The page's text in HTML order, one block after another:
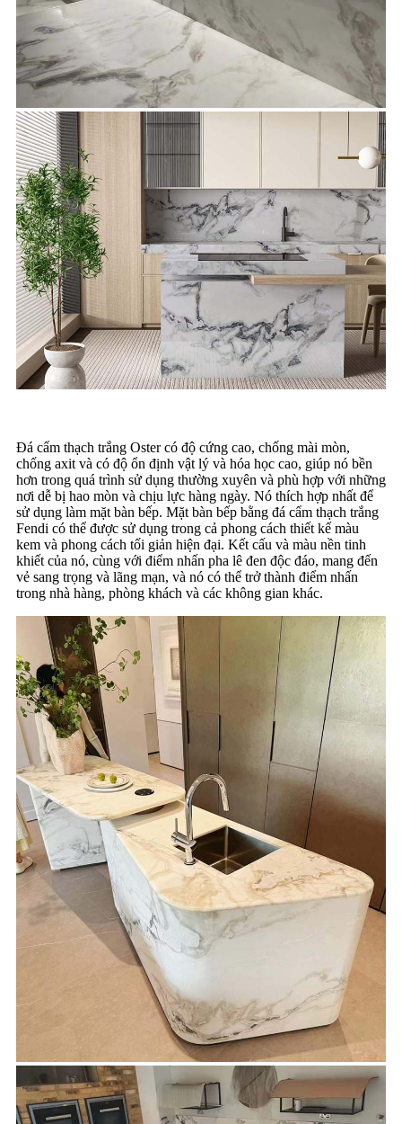
Đá cẩm thạch trắng Oster có độ cứng cao, chống mài mòn,
chống axit và có độ ổn định vật lý và hóa học cao, giúp nó bền
hơn trong quá trình sử dụng thường xuyên và phù hợp với những
nơi dễ bị hao mòn và chịu lực hàng ngày. Nó thích hợp nhất để
sử dụng làm mặt bàn bếp. Mặt bàn bếp bằng đá cẩm thạch trắng
Fendi có thể được sử dụng trong cả phong cách thiết kế màu
kem và phong cách tối giản hiện đại. Kết cấu và màu nền tinh
khiết của nó, cùng với điểm nhấn pha lê đen độc đáo, mang đến
vẻ sang trọng và lãng mạn, và nó có thể trở thành điểm nhấn
trong nhà hàng, phòng khách và các không gian khác.